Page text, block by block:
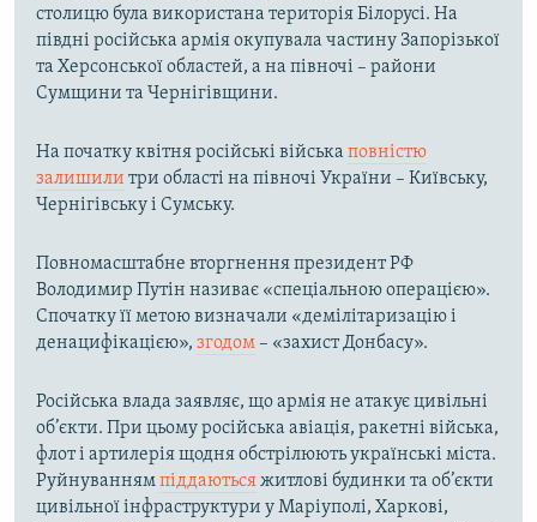
столицю була використана територія Білорусі. На
півдні російська армія окупувала частину Запорізької
та Херсонської областей, а на півночі – райони
Сумщини та Чернігівщини.
На початку квітня російські війська повністю
залишили три області на півночі України – Київську,
Чернігівську і Сумську.
Повномасштабне вторгнення президент РФ
Володимир Путін називає «спеціальною операцією».
Спочатку її метою визначали «демілітаризацію і
денацифікацією», згодом– «захист Донбасу».
Російська влада заявляє, що армія не атакує цивільні
об’єкти. При цьому російська авіація, ракетні війська,
флот і артилерія щодня обстрілюють українські міста.
Руйнуваннямпіддаютьсяжитлові будинки та об’єкти
цивільної інфраструктури у Маріуполі, Харкові,